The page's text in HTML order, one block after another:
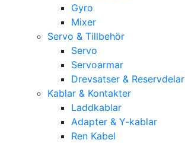
Gyro
Mixer
Servo & Tillbehör
Servo
Servoarmar
Drevsatser & Reservdelar
Kablar & Kontakter
Laddkablar
Adapter & Y-kablar
Ren Kabel